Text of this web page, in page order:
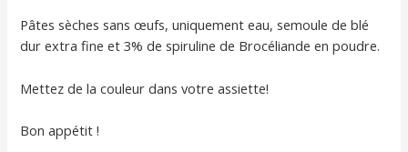
Pâtes sèches sans œufs, uniquement eau, semoule de blé
dur extra fine et 3% de spiruline de Brocéliande en poudre.
Mettez de la couleur dans votre assiette!
Bon appétit !